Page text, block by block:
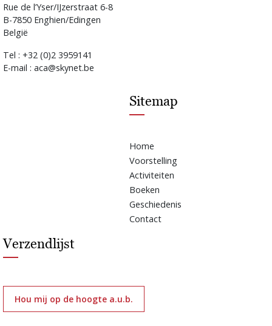
Rue de l’Yser/IJzerstraat 6-8
B-7850 Enghien/Edingen
België
Tel : +32 (0)2 3959141
E-mail : aca@skynet.be
Sitemap
Home
Voorstelling
Activiteiten
Boeken
Geschiedenis
Contact
Verzendlijst
Hou mij op de hoogte a.u.b.